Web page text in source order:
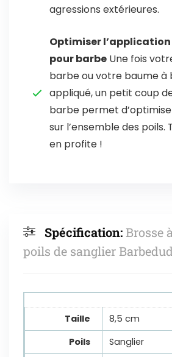
agressions extérieures.
Optimiser l’application
pour barbeUne fois
barbe ou votre baume à
appliqué, un petit coup
barbe permet
sur l’ensemble des poils.
en profite !
Spécification: Brosse
poils de sanglier
Taille
8,5 cm
Poils
Sanglier